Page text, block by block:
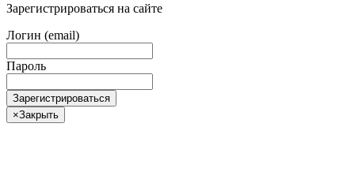
Зарегистрироваться на сайте
Логин (email)
Пароль
Зарегистрироваться
×Закрыть